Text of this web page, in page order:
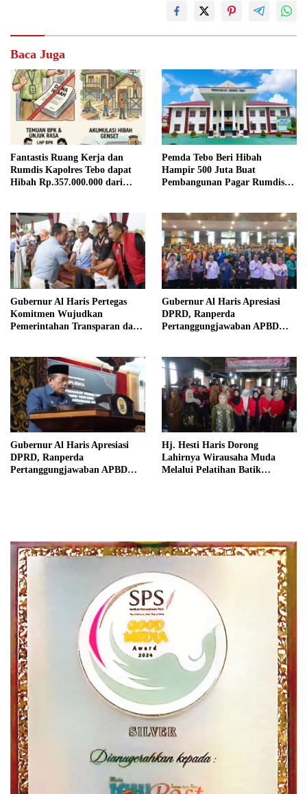
Baca Juga
Fantastis Ruang Kerja dan
Rumdis Kapolres Tebo dapat
Hibah Rp.357.000.000 dari
Pemda Tebo Beri Hibah
Hampir 500 Juta Buat
Pembangunan Pagar Rumdis
Gubernur Al Haris Pertegas
Komitmen Wujudkan
Pemerintahan Transparan dan
Gubernur Al Haris Apresiasi
DPRD, Ranperda
Pertanggungjawaban APBD
Gubernur Al Haris Apresiasi
DPRD, Ranperda
Pertanggungjawaban APBD
Hj. Hesti Haris Dorong
Lahirnya Wirausaha Muda
Melalui Pelatihan Batik